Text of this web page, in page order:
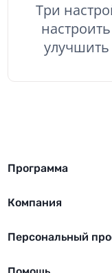
Три
улучшить
Программа
Компания
Персональный